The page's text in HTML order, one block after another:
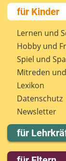
Über uns
Presse
Kontakt
Impressum
Internet-ABC
für Kinder
Lernen und
Hobby und
Spiel und
Mitreden
Lexikon
Datenschutz
Newsletter
für
Lernmodule